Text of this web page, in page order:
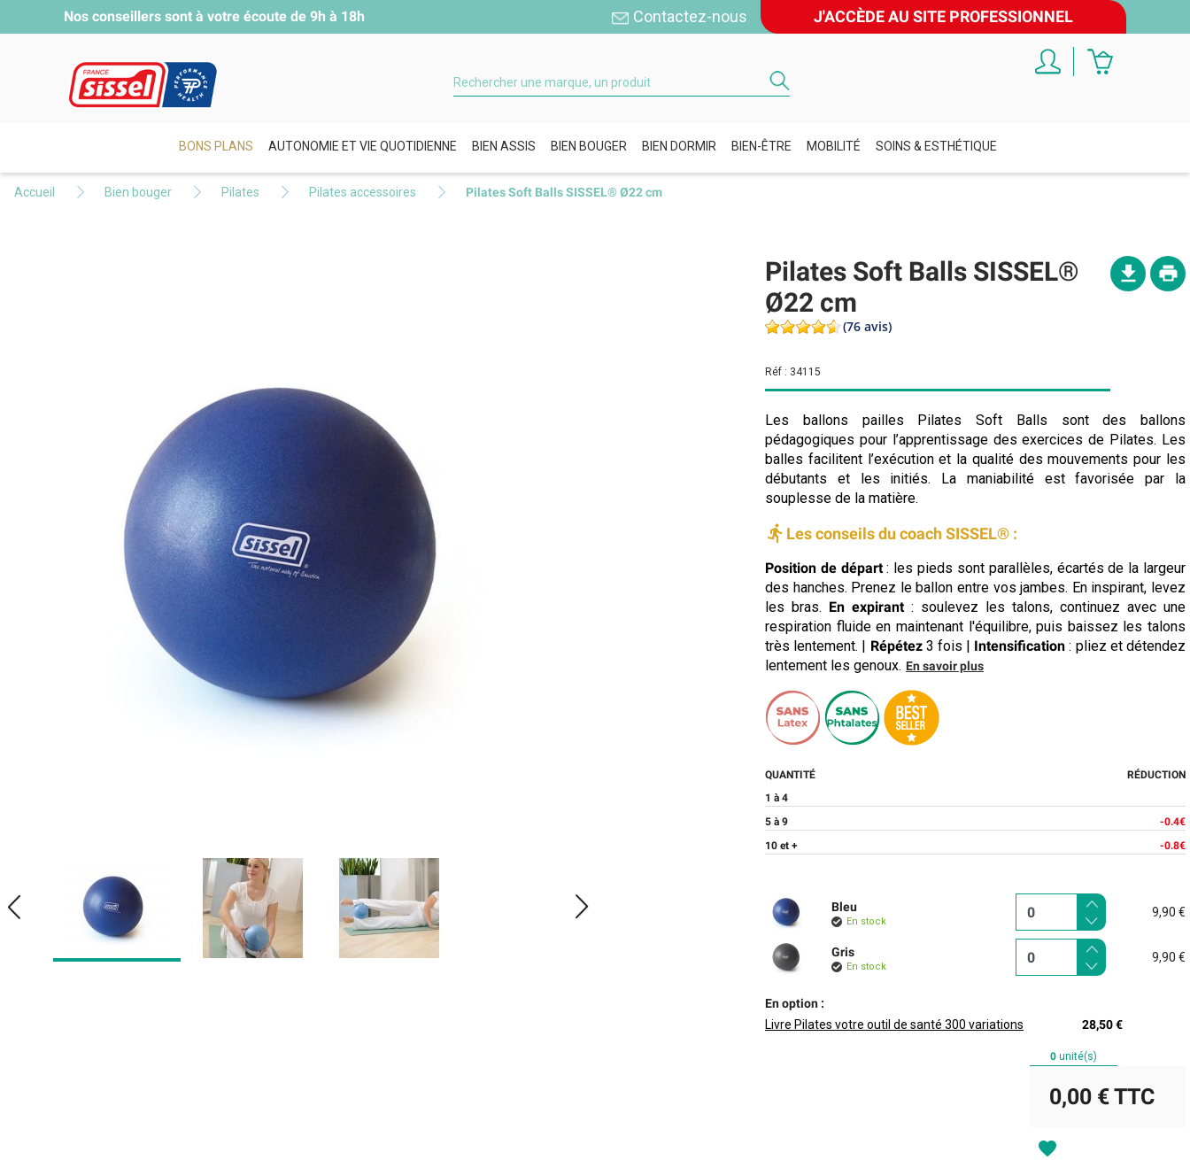
Nos conseillers sont à votre écoute de 9h à 18h Contactez-nous J'ACCÈDE AU SITE PROFESSIONNEL
BONS PLANS AUTONOMIE ET VIE QUOTIDIENNE BIEN ASSIS BIEN BOUGER BIEN DORMIR BIEN-ÊTRE MOBILITÉ SOINS & ESTHÉTIQUE
Accueil Bien bouger Pilates Pilates accessoires Pilates Soft Balls SISSEL® Ø22 cm
Pilates Soft Balls SISSEL®
Ø22 cm
(76 avis)
Réf : 34115
Les ballons pailles Pilates Soft Balls sont des ballons
pédagogiques pour l’apprentissage des exercices de Pilates. Les
balles facilitent l’exécution et la qualité des mouvements pour les
débutants et les initiés. La maniabilité est favorisée par la
souplesse de la matière.
directions_run Les conseils du coach SISSEL® :
Position de départ: les pieds sont parallèles, écartés de la largeur
des hanches. Prenez le ballon entre vos jambes. En inspirant, levez
les bras. En expirant : soulevez les talons, continuez avec une
respiration fluide en maintenant l'équilibre, puis baissez les talons
très lentement. | Répétez3 fois | Intensification : pliez et détendez
lentement les genoux. En savoir plus
QUANTITÉ
RÉDUCTION
1 à 4
5 à 9
-0.4€
10 et +
-0.8€
Bleu
En stock
9,90 €
Gris
En stock
9,90 €
En option :
Livre Pilates votre outil de santé 300 variations
28,50 €
0 unité(s)
0,00 €TTC
favorite